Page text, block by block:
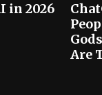
in 2026
Are